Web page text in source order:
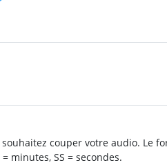
couper votre audio. Le
minutes, SS = secondes.